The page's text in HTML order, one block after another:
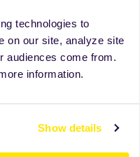
technologies to
on our site, analyze site
audiences come from.
information.
Show details
tej karcie